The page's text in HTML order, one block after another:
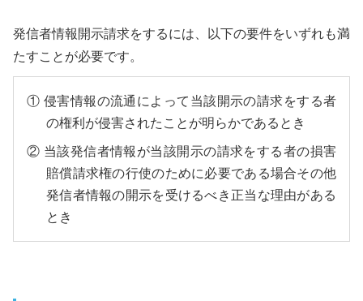
発信者情報開示請求をするには、以下の要件をいずれも満
たすことが必要です。
① 侵害情報の流通によって当該開示の請求をする者
の権利が侵害されたことが明らかであるとき
② 当該発信者情報が当該開示の請求をする者の損害
賠償請求権の行使のために必要である場合その他
発信者情報の開示を受けるべき正当な理由がある
とき